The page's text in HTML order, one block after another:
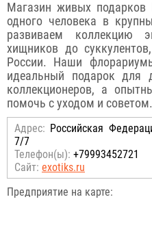
Магазин живых подарков
одного человека в
развиваем коллекцию
хищников до
России. Наши
идеальный подарок для
коллекционеров, а
помочь с уходом и советом.
Адрес: Российcкая
7/7
Телефон(ы): +79993452721
Сайт: exotiks.ru
Предприятие на карте: